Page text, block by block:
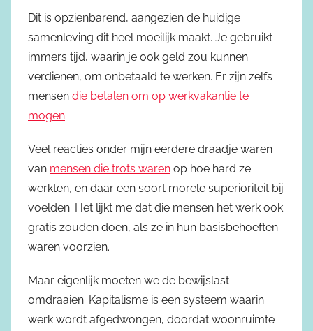
Dit is opzienbarend, aangezien de huidige
samenleving dit heel moeilijk maakt. Je gebruikt
immers tijd, waarin je ook geld zou kunnen
verdienen, om onbetaald te werken. Er zijn zelfs
mensen die betalen om op werkvakantie te
mogen.
Veel reacties onder mijn eerdere draadje waren
van mensen die trots waren op hoe hard ze
werkten, en daar een soort morele superioriteit bij
voelden. Het lijkt me dat die mensen het werk ook
gratis zouden doen, als ze in hun basisbehoeften
waren voorzien.
Maar eigenlijk moeten we de bewijslast
omdraaien. Kapitalisme is een systeem waarin
werk wordt afgedwongen, doordat woonruimte